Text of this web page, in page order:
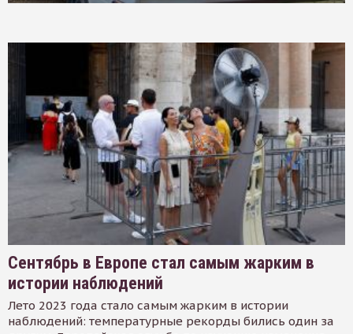
Сентябрь в Европе стал самым жарким в
истории наблюдений
Лето 2023 года стало самым жарким в истории
наблюдений: температурные рекорды бились один за